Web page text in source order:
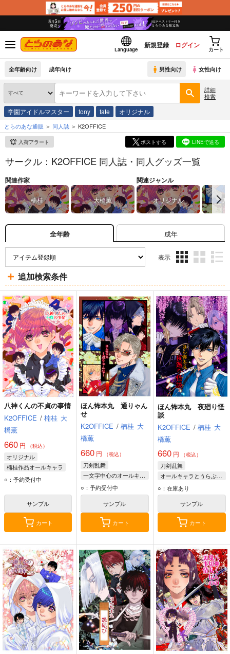
Language
新規登録 ログイン
カート
全年齢向け 成年向け 男性向け 女性向け
詳細
検索
学園アイドルマスター tony fate オリジナル
とらのあな通販 同人誌 K2OFFICE
入荷アラート ポストする LINEで送る
サークル：K2OFFICE 同人誌・同人グッズ一覧
関連作家
楠桂 大橋薫
関連ジャンル
オリジナル
全年齢 成年
表示
ム
表
示
ム
表
示
ム
表
示
追加検索条件
八神くんの不貞の事情
K2OFFICE / 楠桂 大
橋薫
660 円 （税込）
オリジナル
楠桂作品オールキャラ
八神くんママ
○：予約受付中
サンプル
カート
ほん怖本丸 通りゃん
せ
K2OFFICE / 楠桂 大
橋薫
660 円 （税込）
刀剣乱舞
一文字中心のオールキャラ
山鳥毛
二筋樋貞宗
一文字則宗
○：予約受付中
サンプル
カート
ほん怖本丸 夜廻り怪
談
K2OFFICE / 楠桂 大
橋薫
660円 （税込）
刀剣乱舞
オールキャラとうらぶホラー
二筋樋貞宗
山姥切長義
○：在庫あり
サンプル
カート